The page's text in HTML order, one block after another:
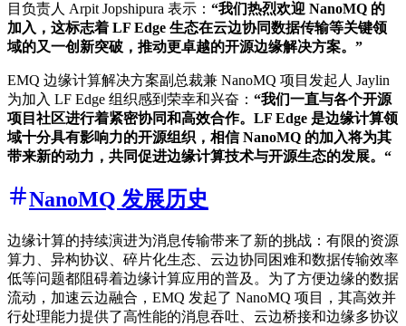
目负责人 Arpit Jopshipura 表示： “我们热烈欢迎 NanoMQ 的
加入，这标志着 LF Edge 生态在云边协同数据传输等关键领
域的又一创新突破，推动更卓越的开源边缘解决方案。”
EMQ 边缘计算解决方案副总裁兼 NanoMQ 项目发起人 Jaylin
为加入 LF Edge 组织感到荣幸和兴奋： “我们一直与各个开源
项目社区进行着紧密协同和高效合作。LF Edge 是边缘计算领
域十分具有影响力的开源组织，相信 NanoMQ 的加入将为其
带来新的动力，共同促进边缘计算技术与开源生态的发展。“
NanoMQ 发展历史
边缘计算的持续演进为消息传输带来了新的挑战：有限的资源
算力、异构协议、碎片化生态、云边协同困难和数据传输效率
低等问题都阻碍着边缘计算应用的普及。为了方便边缘的数据
流动，加速云边融合，EMQ 发起了 NanoMQ 项目，其高效并
行处理能力提供了高性能的消息吞吐、云边桥接和边缘多协议